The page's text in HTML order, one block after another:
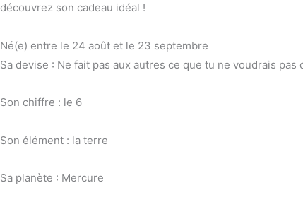
découvrez son cadeau idéal !
Né(e) entre le 24 août et le 23 septembre
Sa devise : Ne fait pas aux autres ce que tu ne voudrais pas
Son chiffre : le 6
Son élément : la terre
Sa planète : Mercure